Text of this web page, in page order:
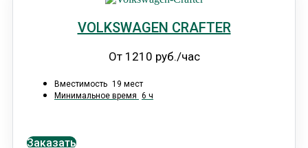
VOLKSWAGEN CRAFTER
От 1210 руб./час
Вместимость 19 мест
Минимальное время 6 ч
Заказать